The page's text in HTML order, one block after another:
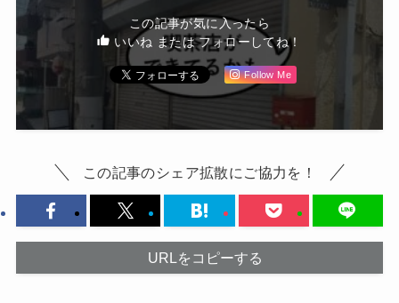
この記事が気に入ったら
いいね または フォローしてね！
Follow Me
この記事のシェア拡散にご協力を！
URLをコピーする